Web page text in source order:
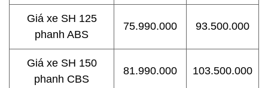
Giá xe SH 125
phanh ABS
75.990.000 93.500.000
Giá xe SH 150
phanh CBS
81.990.000 103.500.000